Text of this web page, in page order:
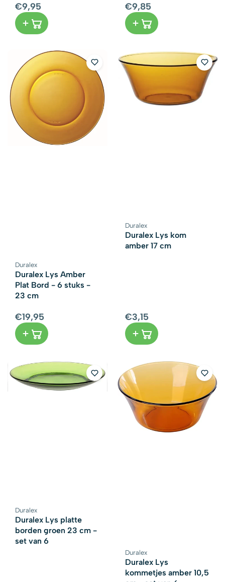
€9,95 €9,85
Leverancier:
Duralex
Duralex Lys Amber
Plat Bord - 6 stuks -
23 cm
€19,95
Leverancier:
Duralex
Duralex Lys kom
amber 17 cm
€3,15
Leverancier:
Duralex
Duralex Lys platte
borden groen 23 cm -
set van 6
Leverancier:
Duralex
Duralex Lys
kommetjes amber 10,5